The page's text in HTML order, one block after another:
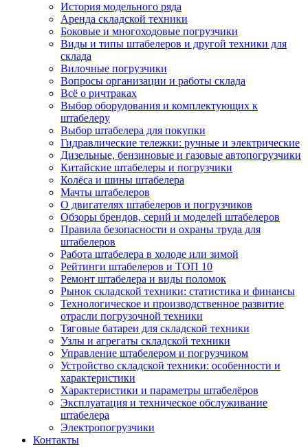
История модельного ряда
Аренда складской техники
Боковые и многоходовые погрузчики
Виды и типы штабелеров и другой техники для
склада
Вилочные погрузчики
Вопросы организации и работы склада
Всё о ричтраках
Выбор оборудования и комплектующих к
штабелеру
Выбор штабелера для покупки
Гидравлические тележки: ручные и электрические
Дизельные, бензиновые и газовые автопогрузчики
Китайские штабелеры и погрузчики
Колёса и шины штабелера
Мачты штабелеров
О двигателях штабелеров и погрузчиков
Обзоры брендов, серий и моделей штабелеров
Правила безопасности и охраны труда для
штабелеров
Работа штабелера в холоде или зимой
Рейтинги штабелеров и ТОП 10
Ремонт штабелера и виды поломок
Рынок складской техники: статистика и финансы
Технологическое и производственное развитие
отрасли погрузочной техники
Тяговые батареи для складской техники
Узлы и агрегаты складской техники
Управление штабелером и погрузчиком
Устройство складской техники: особенности и
характеристики
Характеристики и параметры штабелёров
Эксплуатация и техническое обслуживание
штабелера
Электропогрузчики
Контакты